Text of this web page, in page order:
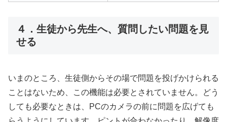
４．生徒から先生へ、質問したい問題を見
せる
いまのところ、生徒側からその場で問題を投げかけられる
ことはないため、この機能は必要とされていません。どう
しても必要なときは、PCのカメラの前に問題を広げても